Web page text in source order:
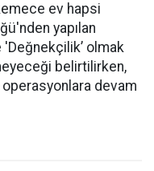
ev hapsi
yapılan
'Değnekçilik’ olmak
belirtilirken,
devam